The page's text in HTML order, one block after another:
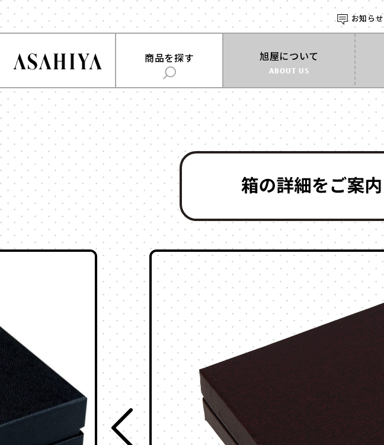
お知らせ
商品を探す 旭屋について
ABOUT US
ABOUT US
旭屋ジャーナル
ASAHIYA JOURNAL
ハコまじめさんに相談だ！
Q&A
販売支援サービスとは
お知らせ
お問い合わせ
会社概要
商品を探す
用途 で探す
時計
お菓子
ジュエリー
ウェディング・ブライダル
アクセサリー
コスメ
アパレル
食品
フルーツ
お酒
お茶
ステイショナリー
保管箱
フォト
陶器
メガネ
玩具